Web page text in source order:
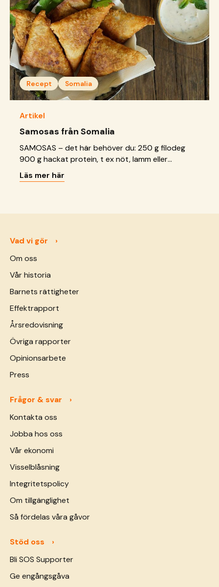
Recept Somalia
Artikel
Samosas från Somalia
SAMOSAS – det här behöver du: 250 g filodeg
900 g hackat protein, t ex nöt, lamm eller
vegetariskt alternativ 4 stora lökar i tärningar 1
msk stött korianderfrö 1 tsk curry Salt Olja att
Läs mer här
Vad vi gör
Om oss
Vår historia
Barnets rättigheter
Effektrapport
Årsredovisning
Övriga rapporter
Opinionsarbete
Press
Frågor & svar
Kontakta oss
Jobba hos oss
Vår ekonomi
Visselblåsning
Integritetspolicy
Om tillgänglighet
Så fördelas våra gåvor
Stöd oss
Bli SOS Supporter
Ge engångsgåva